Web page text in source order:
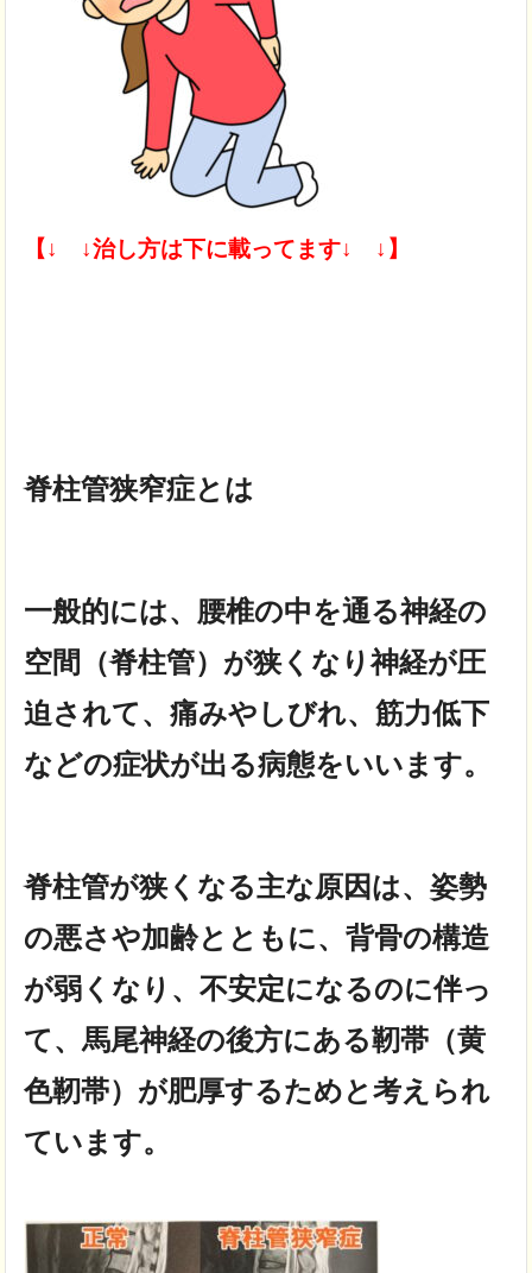
【↓ ↓治し方は下に載ってます↓ ↓】
脊柱管狭窄症とは
一般的には、腰椎の中を通る神経の
空間（脊柱管）が狭くなり神経が圧
迫されて、痛みやしびれ、筋力低下
などの症状が出る病態をいいます。
脊柱管が狭くなる主な原因は、姿勢
の悪さや加齢とともに、背骨の構造
が弱くなり、不安定になるのに伴っ
て、馬尾神経の後方にある靭帯（黄
色靭帯）が肥厚するためと考えられ
ています。